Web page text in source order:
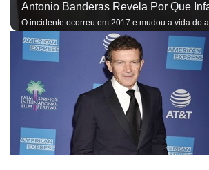
O incidente ocorreu em 2017 e mudou a vida do